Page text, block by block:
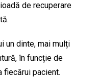
de recuperare
un dinte, mai mulți
în funcție de
fiecărui pacient.